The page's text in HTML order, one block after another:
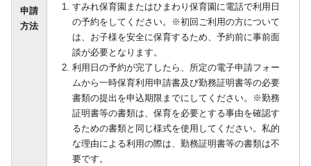
申請
方法
すみれ保育園またはひまわり保育園に電話で利用日
の予約をしてください。※初回ご利用の方について
は、お子様を安全に保育するため、予約前に事前面
談が必要となります。
利用日の予約が完了したら、所定の電子申請フォー
ムから一時保育利用申請書及び勤務証明書等の必要
書類の提出を申込期限までにしてください。※勤務
証明書等の書類は、保育を必要とする事由を確認す
るための書類と同じ様式を使用してください。私的
な理由による利用の際は、勤務証明書等の書類は不
要です。